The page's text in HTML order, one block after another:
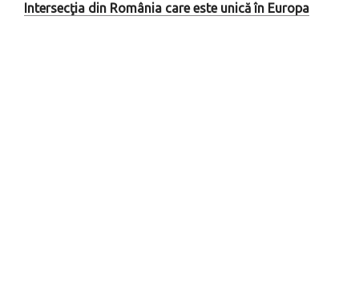
Intersecţia din România care este unică în Europa